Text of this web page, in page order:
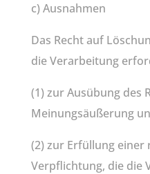
c) Ausnahmen
Das Recht auf
die Verarbeitung
(1) zur Ausübung des
Meinungsäußerung
(2) zur Erfüllung einer
Verpflichtung, die die